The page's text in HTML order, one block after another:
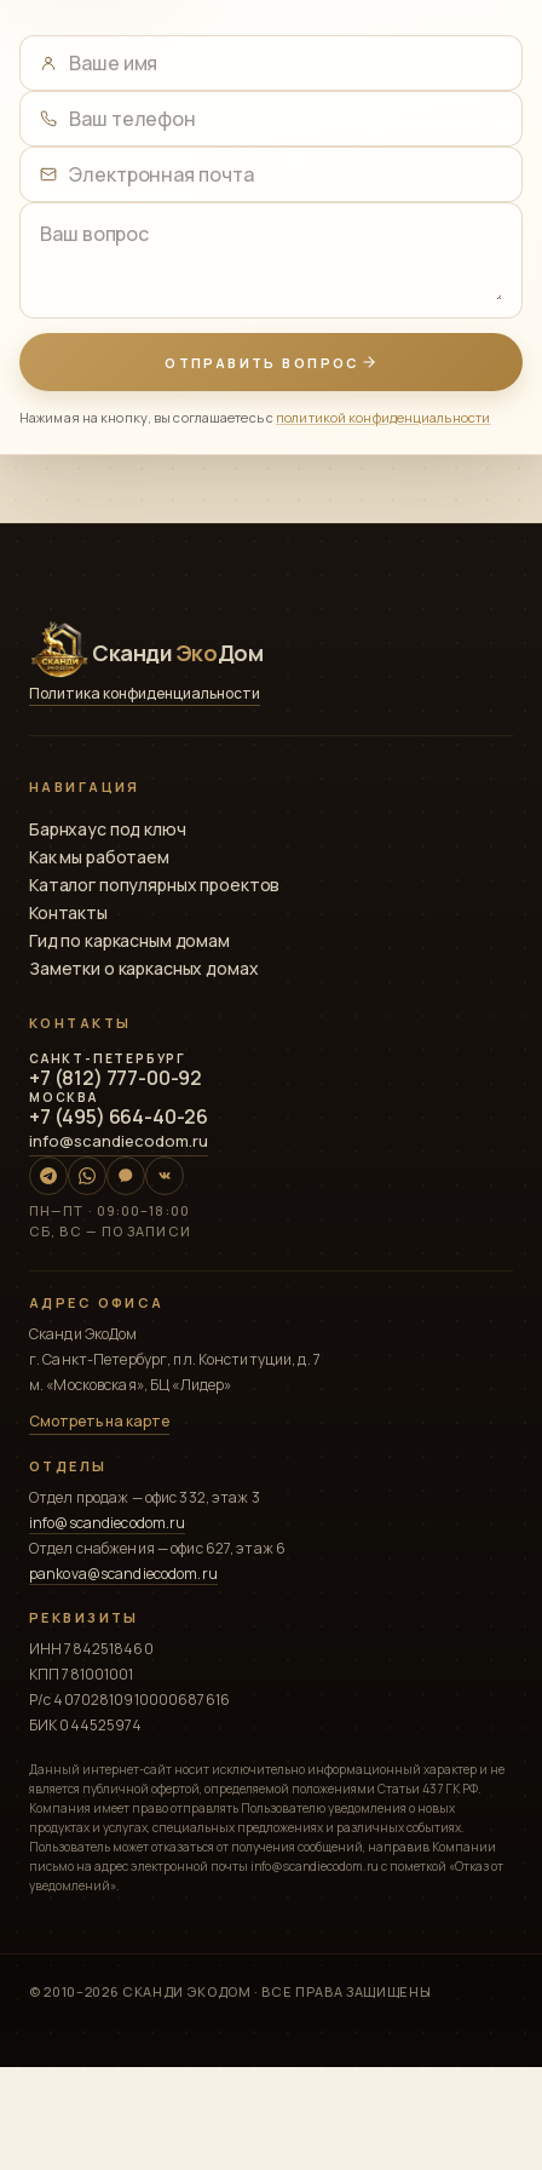
Ваше имя
Ваш телефон
Электронная почта
Ваш вопрос
ОТПРАВИТЬ ВОПРОС
Нажимая на кнопку, вы соглашаетесь с политикой конфиденциальности
СкандиЭкоДом
Политика конфиденциальности
НАВИГАЦИЯ
Барнхаус под ключ
Как мы работаем
Каталог популярных проектов
Контакты
Гид по каркасным домам
Заметки о каркасных домах
КОНТАКТЫ
САНКТ-ПЕТЕРБУРГ
+7 (812) 777-00-92
МОСКВА
+7 (495) 664-40-26
info@scandiecodom.ru
ПН—ПТ · 09:00–18:00
СБ, ВС — ПО ЗАПИСИ
АДРЕС ОФИСА
Сканди ЭкоДом
г. Санкт-Петербург, пл. Конституции, д. 7
м. «Московская», БЦ «Лидер»
Смотреть на карте
ОТДЕЛЫ
Отдел продаж — офис 332, этаж 3
info@scandiecodom.ru
Отдел снабжения — офис 627, этаж 6
pankova@scandiecodom.ru
РЕКВИЗИТЫ
ИНН 7842518460
КПП 781001001
Р/с 40702810910000687616
БИК 044525974
Данный интернет-сайт носит исключительно информационный характер и не
является публичной офертой, определяемой положениями Статьи 437 ГК РФ.
Компания имеет право отправлять Пользователю уведомления о новых
продуктах и услугах, специальных предложениях и различных событиях.
Пользователь может отказаться от получения сообщений, направив Компании
письмо на адрес электронной почты info@scandiecodom.ru с пометкой «Отказ от
уведомлений».
© 2010–2026 СКАНДИ ЭКОДОМ · ВСЕ ПРАВА ЗАЩИЩЕНЫ